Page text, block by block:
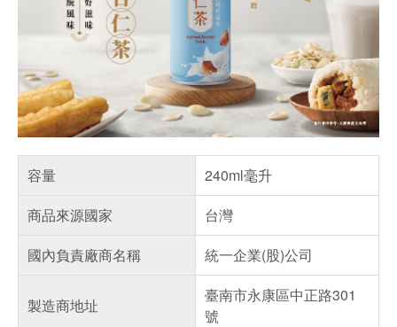
容量
240ml毫升
商品來源國家
台灣
國內負責廠商名稱
統一企業(股)公司
製造商地址
臺南市永康區中正路301
號